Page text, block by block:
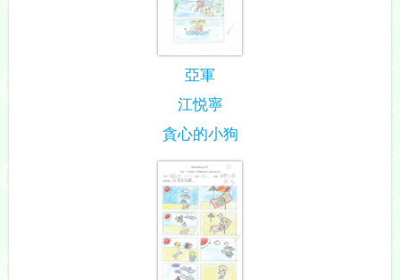
亞軍
江悦寧
貪心的小狗